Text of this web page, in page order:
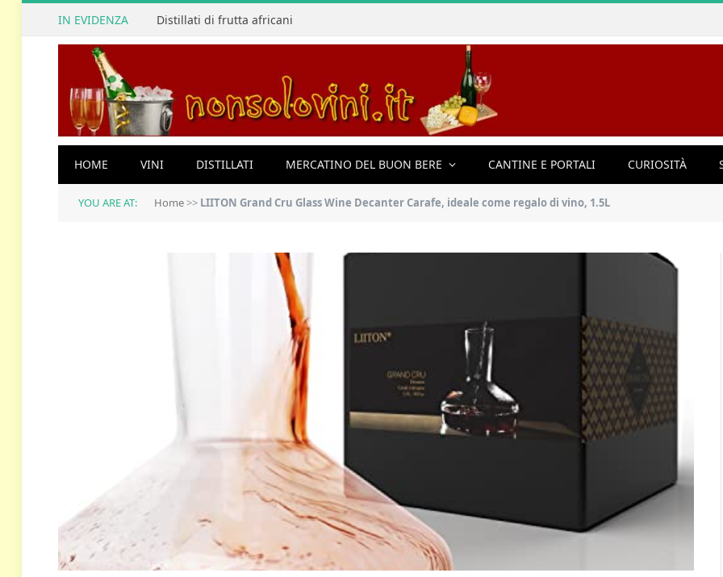
IN EVIDENZA Distillati di frutta africani
HOME VINI DISTILLATI MERCATINO DEL BUON BERE CANTINE E PORTALI CURIOSITÀ
YOU ARE AT: Home>> LIITON Grand Cru Glass Wine Decanter Carafe, ideale come regalo di vino, 1.5L